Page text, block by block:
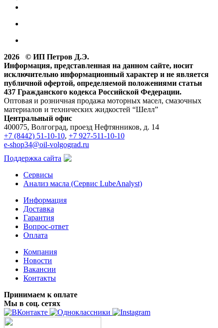
2026 © ИП Петров Д.Э.
Информация, представленная на данном сайте, носит
исключительно информационный характер и не является
публичной офертой, определяемой положениями статьи
437 Гражданского кодекса Российской Федерации.
Оптовая и розничная продажа моторных масел, смазочных
материалов и технических жидкостей “Шелл”
Центральный офис
400075, Волгоград, проезд Нефтянников, д. 14
+7 (8442) 51-10-10, +7 927-511-10-10
e-shop34@oil-volgograd.ru
Поддержка сайта
Сервисы
Анализ масла (Сервис LubeAnalyst)
Информация
Доставка
Гарантия
Вопрос-ответ
Оплата
Компания
Новости
Вакансии
Контакты
Принимаем к оплате
Мы в соц. сетях